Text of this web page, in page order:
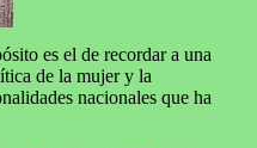
es el de recordar a una
de la mujer y la
nacionales que ha